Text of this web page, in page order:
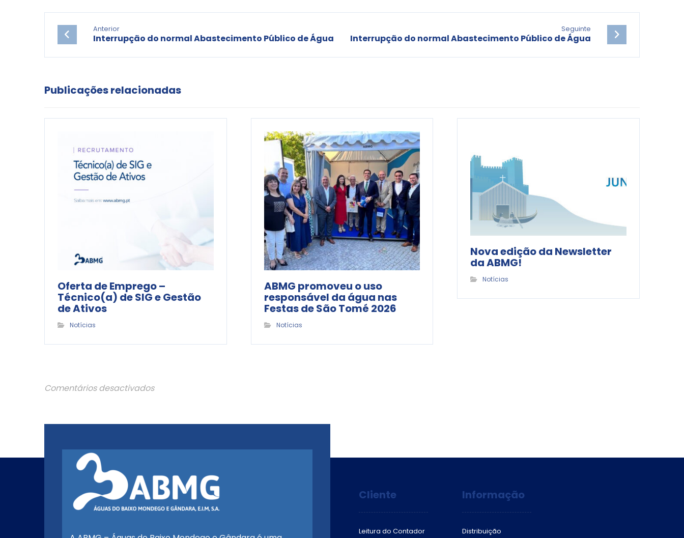
Anterior
Interrupção do normal Abastecimento Público de Água
Seguinte
Interrupção do normal Abastecimento Público de Água
Publicações relacionadas
Oferta de Emprego –
Técnico(a) de SIG e Gestão
de Ativos
Notícias
ABMG promoveu o uso
responsável da água nas
Festas de São Tomé 2026
Notícias
Nova edição da Newsletter
da ABMG!
Notícias
Comentários desactivados
Cliente
Leitura do Contador
Informação
Distribuição